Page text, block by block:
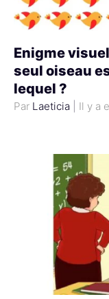
Enigme
seul oiseau
lequel ?
Laeticia